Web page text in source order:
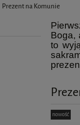
Prezent na Komunie
Boga,
to
nowość